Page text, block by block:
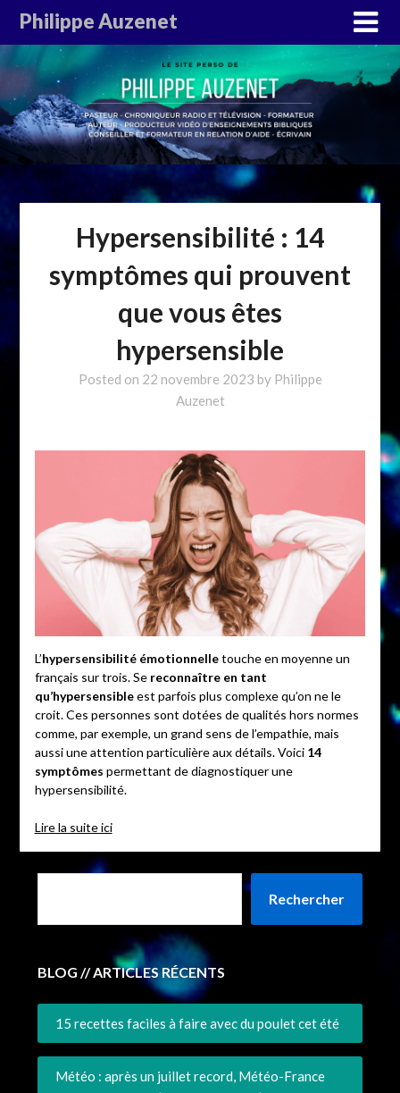
Philippe Auzenet
Hypersensibilité : 14
symptômes qui prouvent
que vous êtes
hypersensible
Posted on 22 novembre 2023 by Philippe
Auzenet
L’hypersensibilité émotionnelletouche en moyenne un
français sur trois. Se reconnaître en tant
qu’hypersensibleest parfois plus complexe qu’on ne le
croit. Ces personnes sont dotées de qualités hors normes
comme, par exemple, un grand sens de l’empathie, mais
aussi une attention particulière aux détails. Voici 14
symptômes permettant de diagnostiquer une
hypersensibilité.
Lire la suite ici
Rechercher
BLOG // ARTICLES RÉCENTS
15 recettes faciles à faire avec du poulet cet été
Météo : après un juillet record, Météo-France